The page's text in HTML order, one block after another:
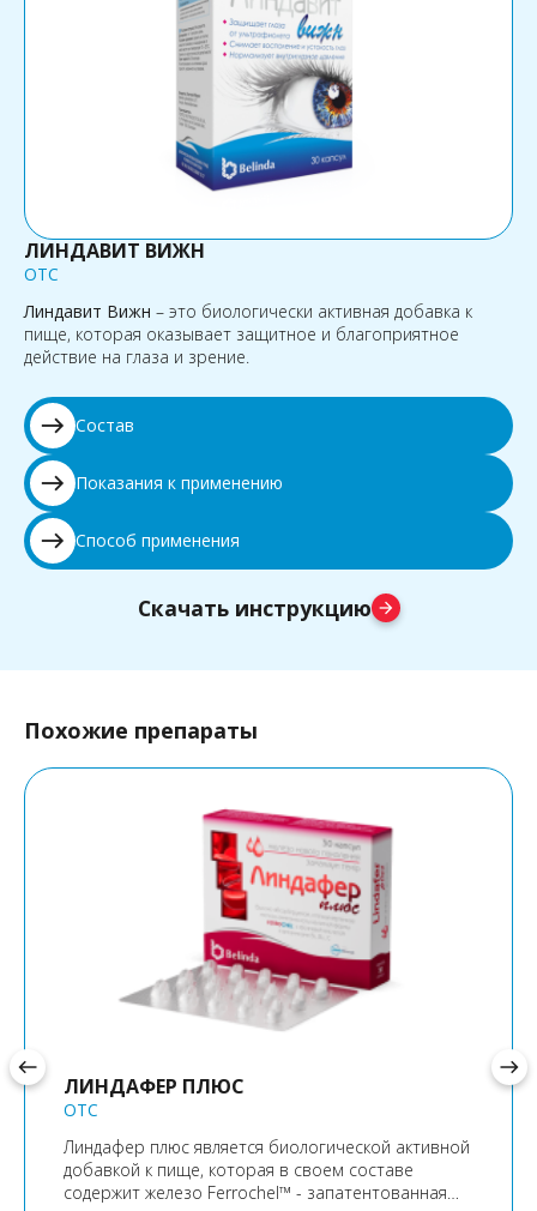
ЛИНДАВИТ ВИЖН
OTC
Линдавит Вижн – это биологически активная добавка к
пище, которая оказывает защитное и благоприятное
действие на глаза и зрение.
east Состав
east Показания к применению
east Способ применения
Скачать инструкцию arrow_forward
Похожие препараты
ЛИНДАФЕР ПЛЮС
OTC
Линдафер плюс является биологической активной
добавкой к пище, которая в своем составе
содержит железо Ferrochel™ - запатентованная
west east